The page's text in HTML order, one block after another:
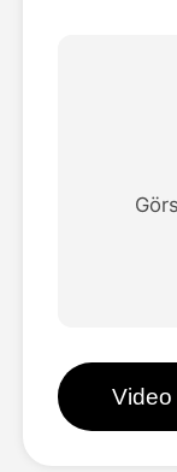
Blog
Video